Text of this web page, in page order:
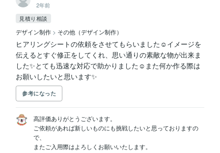
2年前
見積り相談
デザイン制作 > その他（デザイン制作）
ヒアリングシートの依頼をさせてもらいました☺イメージを
伝えるとすぐ修正をしてくれ、思い通りの素敵な物が出来ま
した✨とても迅速な対応で助かりました☺また何か作る際は
お願いしたいと思います✨
参考になった
高評価ありがとうございます。
ご依頼があれば新しいものにも挑戦したいと思っておりますの
で、
またご入用際はよろしくお願いいたします。